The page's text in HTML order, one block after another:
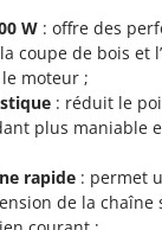
W : offre des
coupe de bois et
moteur ;
: réduit le
plus maniable
rapide : permet
de la chaîne